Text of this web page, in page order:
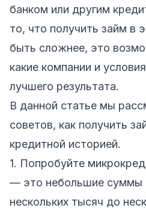
банком или другим
то, что получить займ в
быть сложнее, это
какие компании и
лучшего результата.
В данной статье мы
советов, как получить
кредитной историей.
1. Попробуйте
— это небольшие суммы
нескольких тысяч до